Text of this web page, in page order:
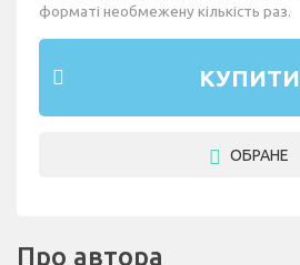
форматі необмежену кількість раз.
КУПИТИ
ОБРАНЕ
Про автора